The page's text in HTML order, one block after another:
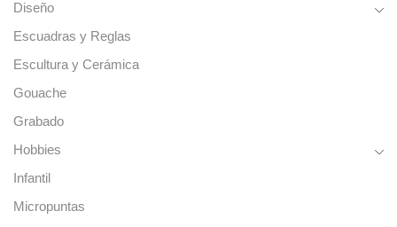
Diseño
Escuadras y Reglas
Escultura y Cerámica
Gouache
Grabado
Hobbies
Infantil
Micropuntas